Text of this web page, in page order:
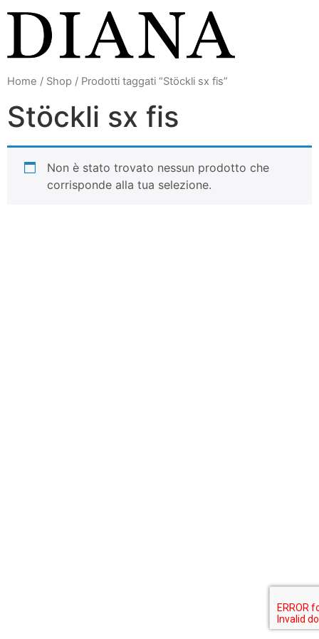
contenuto
Home / Shop / Prodotti taggati “Stöckli sx fis”
Stöckli sx fis
Non è stato trovato nessun prodotto che
corrisponde alla tua selezione.